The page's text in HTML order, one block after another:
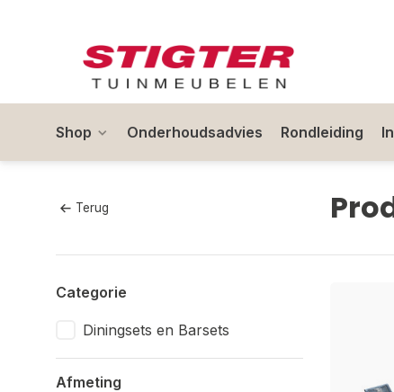
Shop Onderhoudsadvies Rondleiding
Terug
Categorie
Diningsets en Barsets
Afmeting